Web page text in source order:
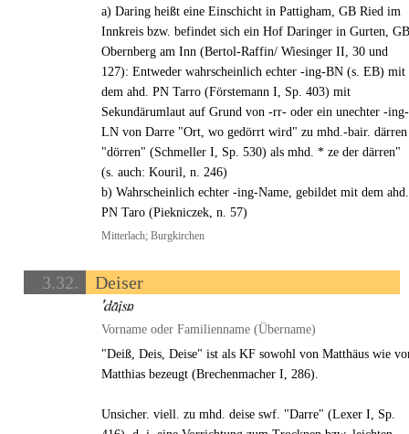
a) Daring heißt eine Einschicht in Pattigham, GB Ried im
Innkreis bzw. befindet sich ein Hof Daringer in Gurten,
Obernberg am Inn (Bertol-Raffin/ Wiesinger II, 30 und
127): Entweder wahrscheinlich echter -ing-BN (s. EB) mit
dem ahd. PN Tarro (Förstemann I, Sp. 403) mit
Sekundärumlaut auf Grund von -rr- oder ein unechter -ing-
LN von Darre "Ort, wo gedörrt wird" zu mhd.-bair. därren
"dörren" (Schmeller I, Sp. 530) als mhd. * ze der därren"
(s. auch: Kouril, n. 246)
b) Wahrscheinlich echter -ing-Name, gebildet mit dem ahd.
PN Taro (Piekniczek, n. 57)
Mitterlach; Burgkirchen
3.32. Deiser
Vorname oder Familienname (Übername)
"Deiß, Deis, Deise" ist als KF sowohl von Matthäus wie
Matthias bezeugt (Brechenmacher I, 286).
Unsicher. viell. zu mhd. deise swf. "Darre" (Lexer I, Sp.